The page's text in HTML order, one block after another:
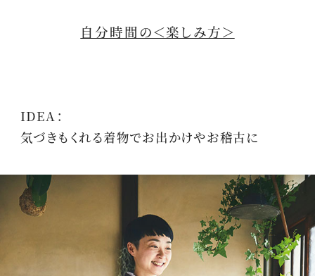
自分時間の＜楽しみ方＞
IDEA：
気づきもくれる着物でお出かけやお稽古に